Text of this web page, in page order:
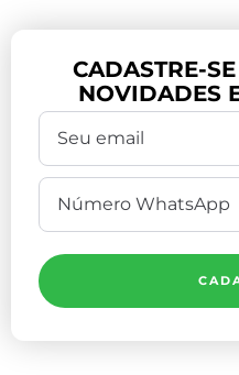
CADASTRE-
NOVIDADES